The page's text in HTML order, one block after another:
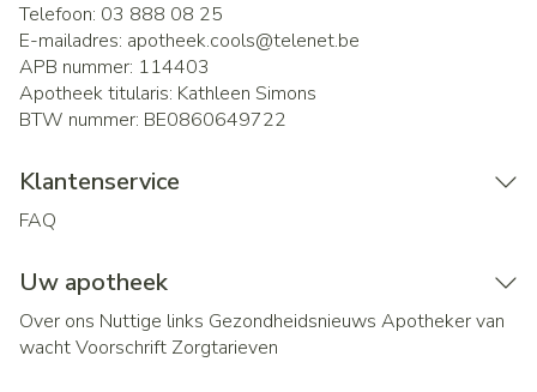
Telefoon: 03 888 08 25
E-mailadres: apotheek.cools@telenet.be
APB nummer: 114403
Apotheek titularis: Kathleen Simons
BTW nummer: BE0860649722
Klantenservice
FAQ
Uw apotheek
Over ons Nuttige links Gezondheidsnieuws Apotheker van
wachtVoorschrift Zorgtarieven